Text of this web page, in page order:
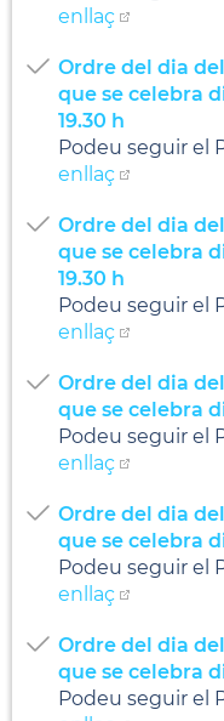
enllaç
Ordre del dia
que se celebra
19.30 h
Podeu seguir el
enllaç
Ordre del dia
que se celebra
19.30 h
Podeu seguir el
enllaç
Ordre del dia
que se celebra
Podeu seguir el
enllaç
Ordre del dia
que se celebra
Podeu seguir el
enllaç
Ordre del dia
que se celebra
Podeu seguir el